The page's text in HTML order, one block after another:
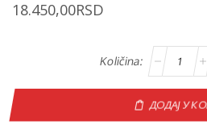
18.450,00RSD
ДОДАЈ У